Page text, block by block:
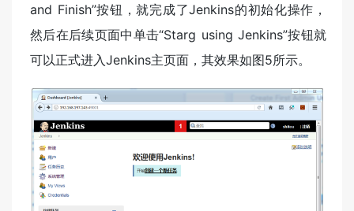
and Finish”按钮，就完成了Jenkins的初始化操作，
然后在后续页面中单击“Starg using Jenkins”按钮就
可以正式进入Jenkins主页面，其效果如图5所示。